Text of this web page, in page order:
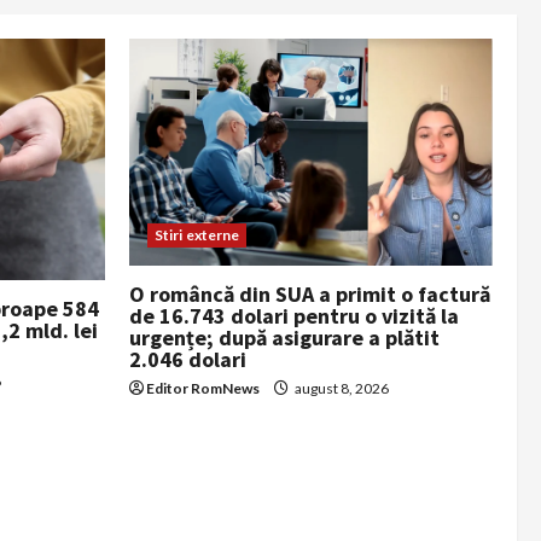
584
mld. lei
Stiri externe
O româncă din SUA a primit o factură
de 16.743 dolari pentru o vizită la
urgențe; după asigurare a plătit
2.046 dolari
Editor RomNews august 8, 2026